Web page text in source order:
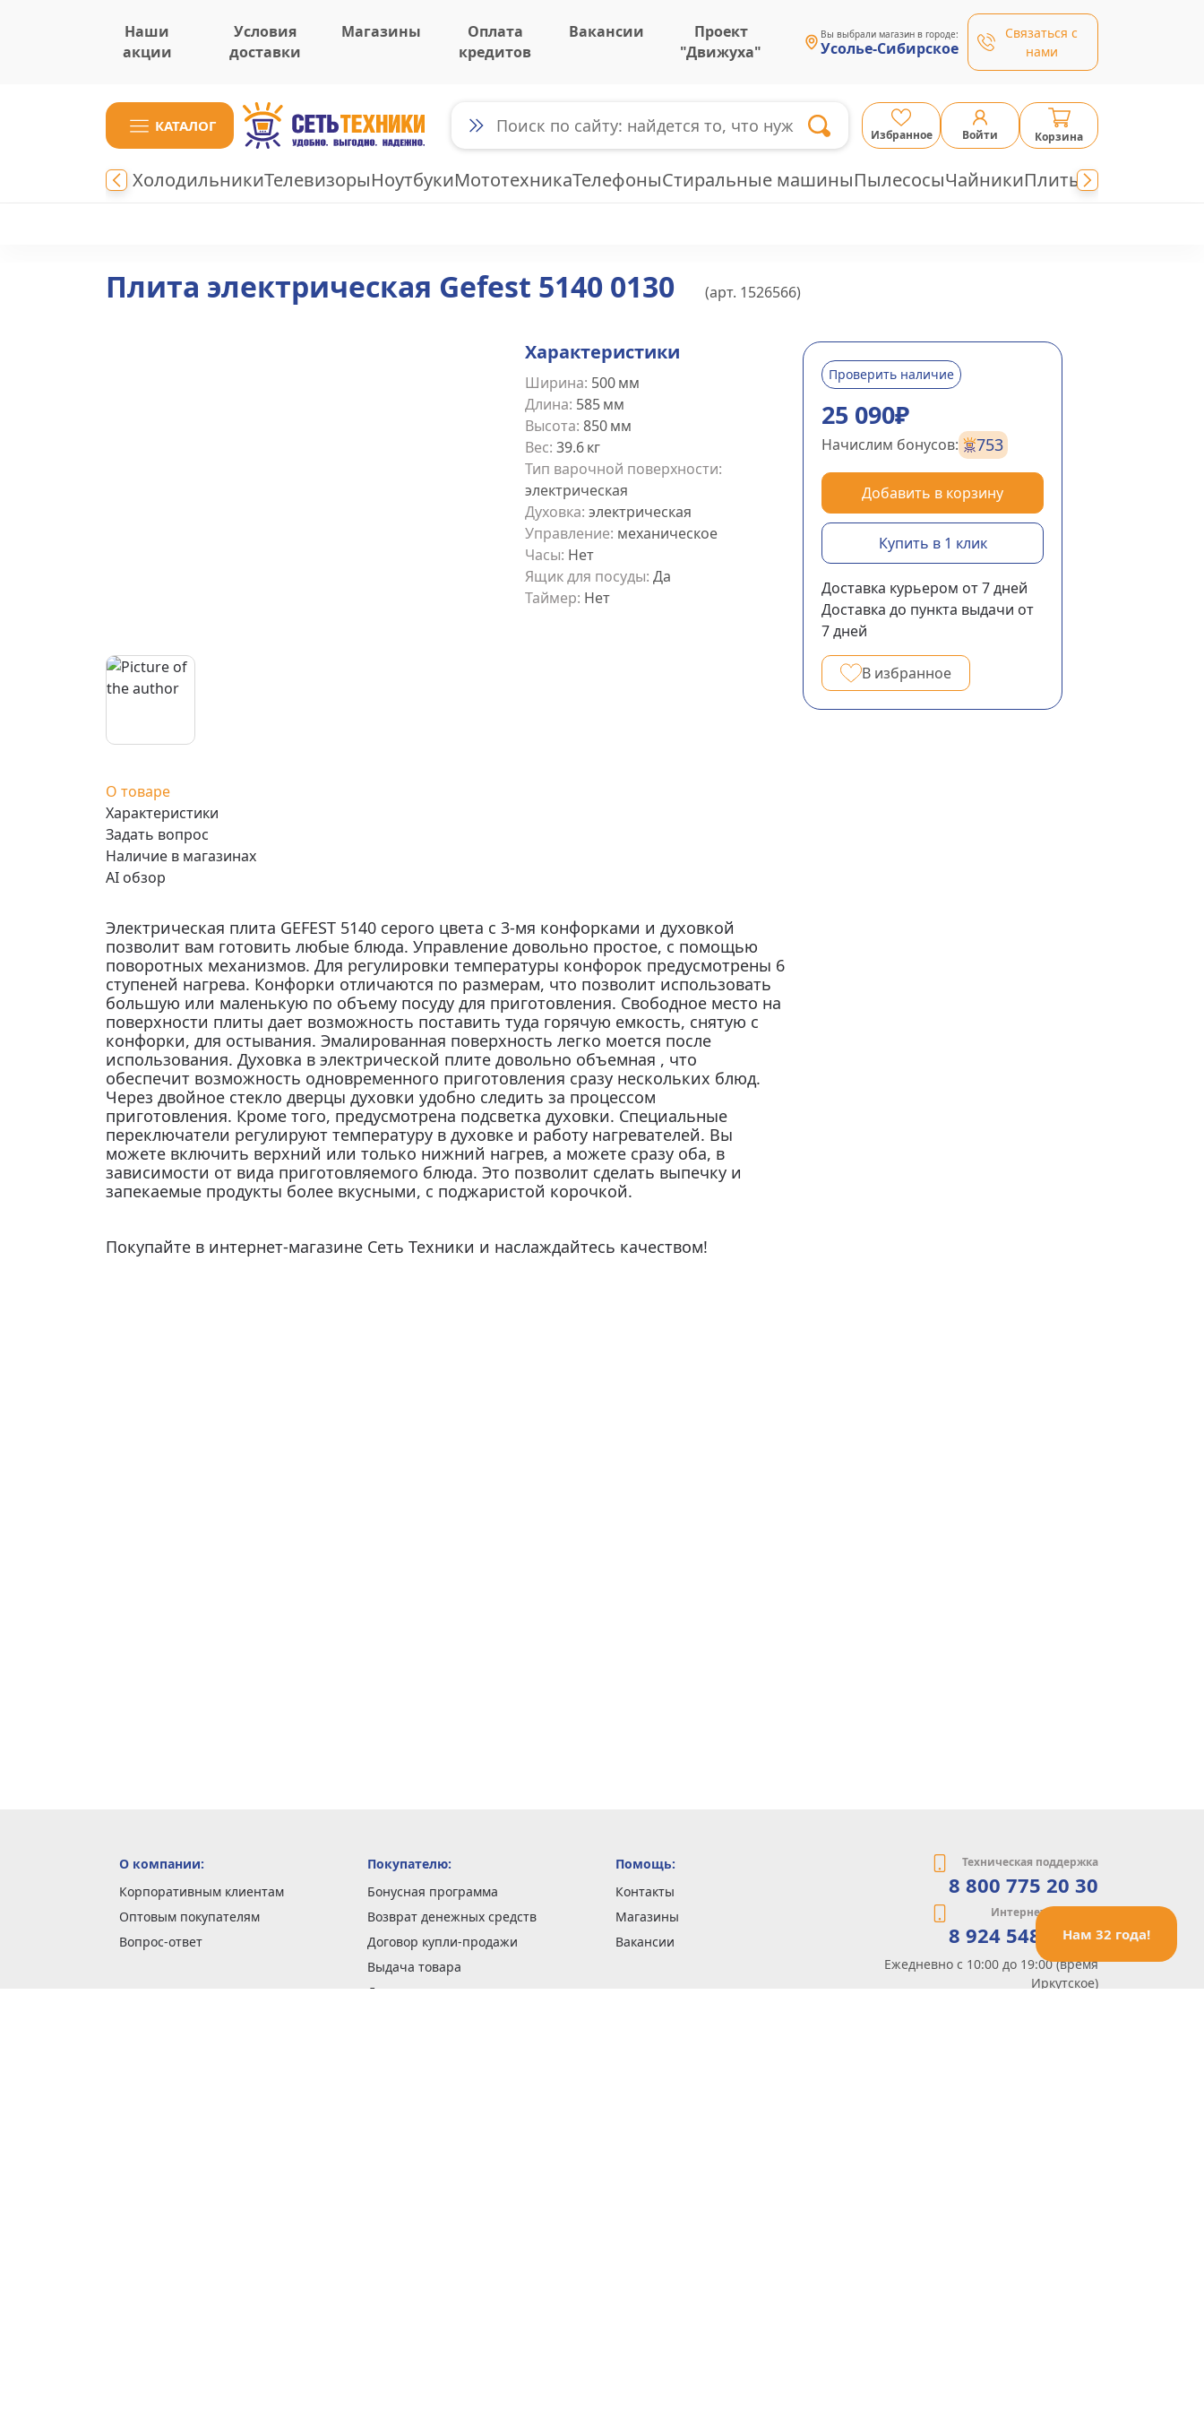
Наши
акции
Условия
доставки
Магазины
Оплата
кредитов
Вакансии
Проект
"Движуха"
Вы выбрали магазин в городе:
Усолье-Сибирское
Связаться с
нами
КАТАЛОГ
Избранное Войти Корзина
ХолодильникиТелевизорыНоутбукиМототехникаТелефоныСтиральные машиныПылесосыЧайникиПлиты
Нам 32 года!
Плита электрическая Gefest 5140 0130 (арт. 1526566)
25 090₽
Проверить наличие
Начислим бонусов: 753
Добавить в корзину
Купить в 1 клик
Доставка курьером от 7дней
Доставка до пункта выдачи от
7дней
В избранное
Характеристики
Ширина: 500мм
Длина: 585мм
Высота: 850мм
Вес: 39.6кг
Тип варочной поверхности:
электрическая
Духовка: электрическая
Управление: механическое
Часы: Нет
Ящик для посуды: Да
Таймер: Нет
О товаре
Характеристики
Задать вопрос
Наличие в магазинах
AI обзор
Электрическая плита GEFEST 5140 серого цвета с 3-мя конфорками и духовкой
позволит вам готовить любые блюда. Управление довольно простое, с помощью
поворотных механизмов. Для регулировки температуры конфорок предусмотрены 6
ступеней нагрева. Конфорки отличаются по размерам, что позволит использовать
большую или маленькую по объему посуду для приготовления. Свободное место на
поверхности плиты дает возможность поставить туда горячую емкость, снятую с
конфорки, для остывания. Эмалированная поверхность легко моется после
использования. Духовка в электрической плите довольно объемная , что
обеспечит возможность одновременного приготовления сразу нескольких блюд.
Через двойное стекло дверцы духовки удобно следить за процессом
приготовления. Кроме того, предусмотрена подсветка духовки. Специальные
переключатели регулируют температуру в духовке и работу нагревателей. Вы
можете включить верхний или только нижний нагрев, а можете сразу оба, в
зависимости от вида приготовляемого блюда. Это позволит сделать выпечку и
запекаемые продукты более вкусными, с поджаристой корочкой.
Покупайте в интернет-магазине Сеть Техники и наслаждайтесь качеством!
О компании:
Корпоративным клиентам
Оптовым покупателям
Вопрос-ответ
Покупателю:
Бонусная программа
Возврат денежных средств
Договор купли-продажи
Выдача товара
Доставка заказов
Помощь:
Контакты
Магазины
Вакансии
Техническая поддержка
8 800 775 20 30
Интернет-магазин
8 924 548 85 07
Ежедневно с 10:00 до 19:00 (время
Иркутское)